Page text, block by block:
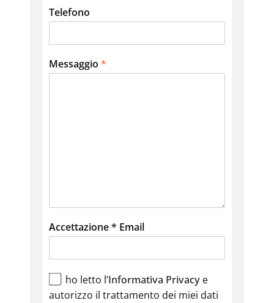
Telefono
Messaggio *
Accettazione * Email
ho letto l’Informativa Privacy e
autorizzo il trattamento dei miei dati